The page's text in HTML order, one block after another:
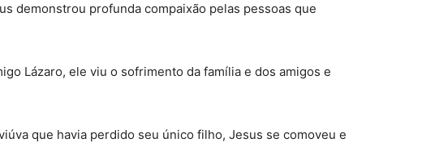
demonstrou profunda compaixão pelas pessoas que
Lázaro, ele viu o sofrimento da família e dos amigos e
que havia perdido seu único filho, Jesus se comoveu e